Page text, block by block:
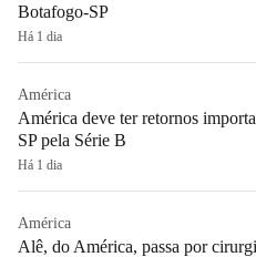
Botafogo-SP
Há 1 dia
América
América deve ter retornos
SP pela Série B
Há 1 dia
América
Alê, do América, passa por